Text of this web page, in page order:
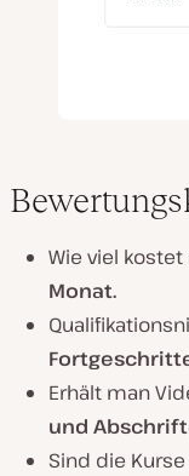
Wie viel kostet
Monat.
Erhält man
und
Sind die